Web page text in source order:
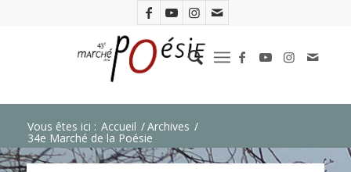
Vous êtes ici : Accueil /Archives /
34e Marché de la Poésie